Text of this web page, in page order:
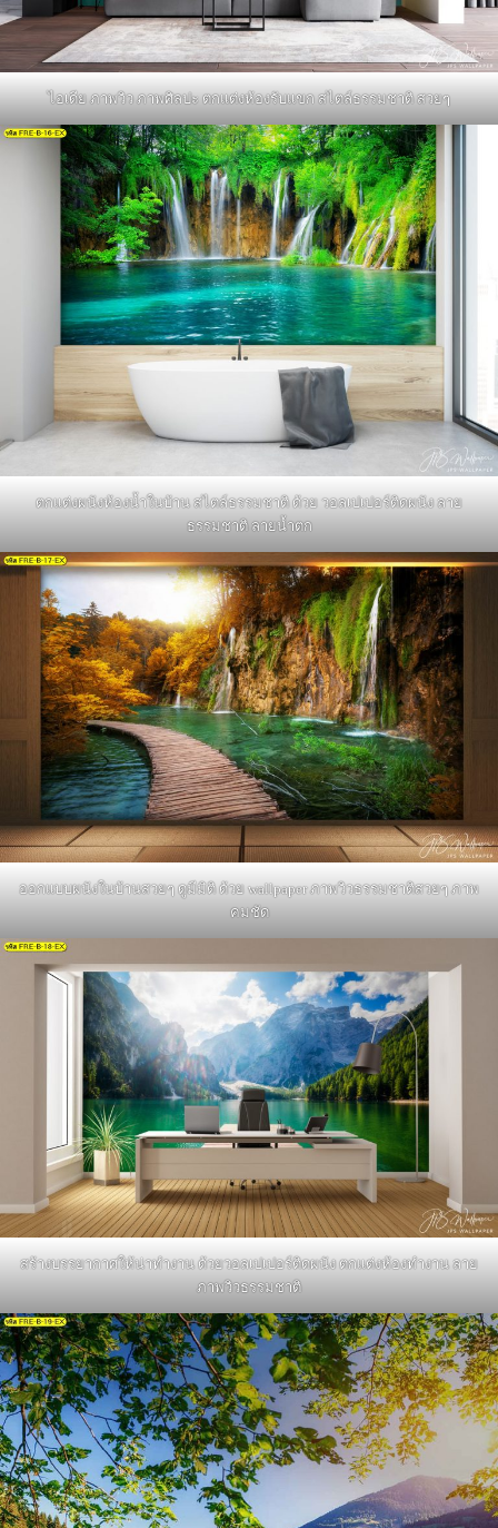
ไอเดีย ภาพวิว ภาพศิลปะ ตกแต่งห้องรับแขก สไตล์ธรรมชาติ สวยๆ
ตกแต่งผนังห้องน้ำในบ้าน สไตล์ธรรมชาติ ด้วย วอลเปเปอร์ติดผนัง ลาย
ธรรมชาติ ลายน้ำตก
ออกแบบผนังในบ้านสวยๆ ดูมีมิติ ด้วย wallpaper ภาพวิวธรรมชาติสวยๆ ภาพ
คมชัด
สร้างบรรยากาศให้น่าทำงาน ด้วยวอลเปเปอร์ติดผนัง ตกแต่งห้องทำงาน ลาย
ภาพวิวธรรมชาติ